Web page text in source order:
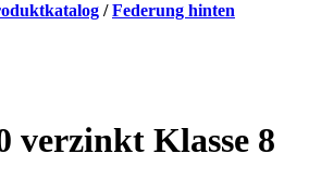
/Federung hinten
verzinkt Klasse 8